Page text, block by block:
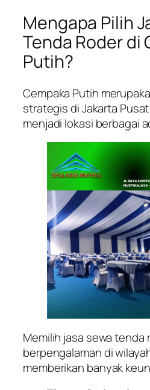
Mengapa Pilih
Tenda Roder di
Putih?
Cempaka Putih
strategis di Jakarta
menjadi lokasi berbagai
Memilih jasa sewa tenda
berpengalaman di
memberikan banyak